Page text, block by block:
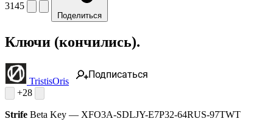
3145
Поделиться
Ключи (кончились).
TristisOris
Подписаться
+28
Strife Beta Key — XFO3A-SDLJY-E7P32-64RUS-97TWT